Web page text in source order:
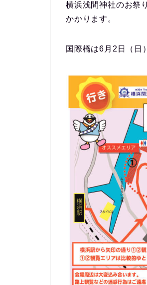
横浜浅間神社のお祭
かかります。
国際橋は6月2日（日